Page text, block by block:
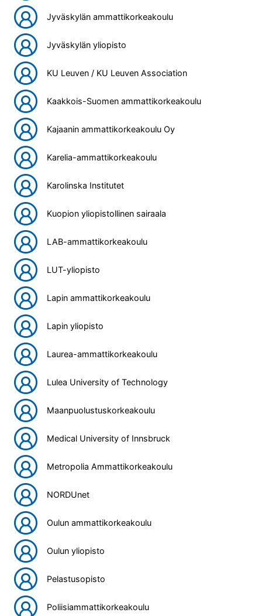
Jyväskylän ammattikorkeakoulu
Jyväskylän yliopisto
KU Leuven / KU Leuven Association
Kaakkois-Suomen ammattikorkeakoulu
Kajaanin ammattikorkeakoulu Oy
Karelia-ammattikorkeakoulu
Karolinska Institutet
Kuopion yliopistollinen sairaala
LAB-ammattikorkeakoulu
LUT-yliopisto
Lapin ammattikorkeakoulu
Lapin yliopisto
Laurea-ammattikorkeakoulu
Lulea University of Technology
Maanpuolustuskorkeakoulu
Medical University of Innsbruck
Metropolia Ammattikorkeakoulu
NORDUnet
Oulun ammattikorkeakoulu
Oulun yliopisto
Pelastusopisto
Poliisiammattikorkeakoulu